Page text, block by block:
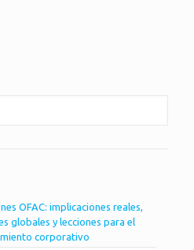
OFAC: implicaciones reales,
globales y lecciones para el
corporativo